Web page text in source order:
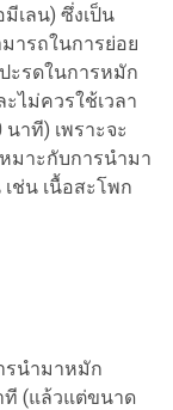
เลน) ซึ่งเป็น
ารถในการย่อย
ะรดในการหมัก
ไม่ควรใช้เวลา
าที) เพราะจะ
มาะกับการนำมา
ช่น เนื้อสะโพก
รนำมาหมัก
ที (แล้วแต่ขนาด